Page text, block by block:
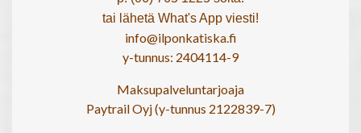
tai lähetä What's App viesti!
info@ilponkatiska.fi
y-tunnus: 2404114-9
Maksupalveluntarjoaja
Paytrail Oyj (y-tunnus 2122839-7)